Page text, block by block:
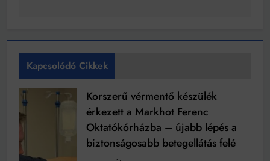
Kapcsolódó Cikkek
Korszerű vérmentő készülék
érkezett a Markhot Ferenc
Oktatókórházba – újabb lépés a
biztonságosabb betegellátás felé